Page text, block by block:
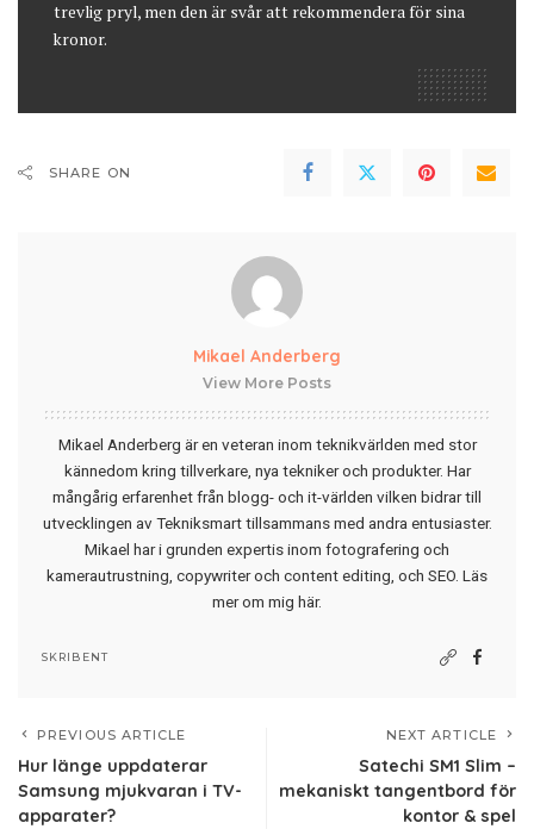
trevlig pryl, men den är svår att rekommendera för sina
kronor.
SHARE ON
Mikael Anderberg
View More Posts
Mikael Anderberg är en veteran inom teknikvärlden med stor
kännedom kring tillverkare, nya tekniker och produkter. Har
mångårig erfarenhet från blogg- och it-världen vilken bidrar till
utvecklingen av Tekniksmart tillsammans med andra entusiaster.
Mikael har i grunden expertis inom fotografering och
kamerautrustning, copywriter och content editing, och SEO. Läs
mer om mig här.
SKRIBENT
PREVIOUS ARTICLE
Hur länge uppdaterar
Samsung mjukvaran i TV-
apparater?
NEXT ARTICLE
Satechi SM1 Slim –
mekaniskt tangentbord för
kontor & spel